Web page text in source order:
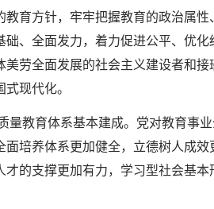
育方针，牢牢把握教育的政治属性
、全面发力，着力促进公平、优化
劳全面发展的社会主义建设者和接
现代化。
量教育体系基本建成。党对教育事
培养体系更加健全，立德树人成效
的支撑更加有力，学习型社会基本